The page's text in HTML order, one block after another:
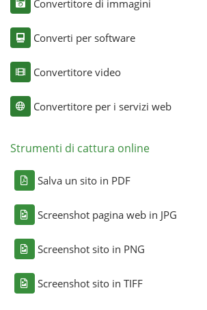
Convertitore di immagini
Converti per software
Convertitore video
Convertitore per i servizi web
Strumenti di cattura online
Salva un sito in PDF
Screenshot pagina web in JPG
Screenshot sito in PNG
Screenshot sito in TIFF